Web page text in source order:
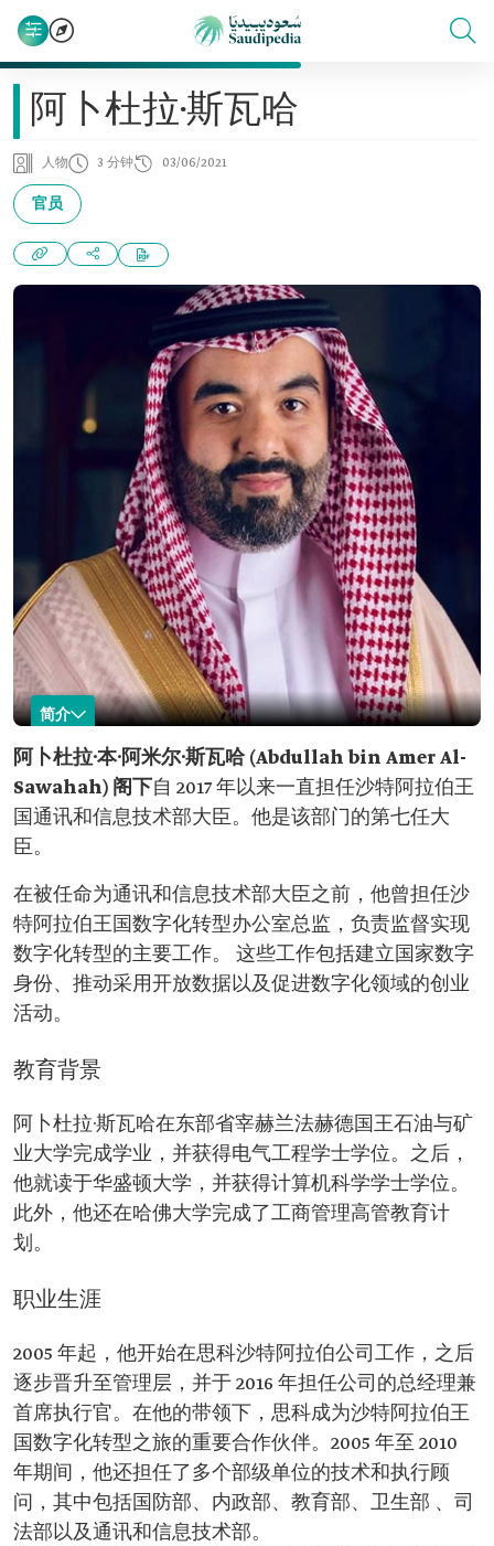
阿卜杜拉·斯瓦哈
人物 3 分钟 03/06/2021
官员
简介
阿卜杜拉·斯瓦哈
名称：阿卜杜拉·
本·阿米尔·斯瓦
现任职位：通讯和信息技术部大臣。
任职时间：2017 年。
计算机科学。
曾任职位：思科沙特阿拉伯公司总经理兼首席执
行官。
多个部级单位的技术和执行顾问。
成员身份：穆罕默德·本·法赫德王子大学技术咨
获得"中东地区思科最佳领导人"奖。
2016 年获选董事会主席奖最佳首席执行官。
阿卜杜拉·本·阿米尔·斯瓦哈 (Abdullah bin Amer Al-
Sawahah) 阁下自 2017 年以来一直担任沙特阿拉伯王
国通讯和信息技术部大臣。他是该部门的第七任大
臣。
在被任命为通讯和信息技术部大臣之前，他曾担任沙
特阿拉伯王国数字化转型办公室总监，负责监督实现
数字化转型的主要工作。 这些工作包括建立国家数字
身份、推动采用开放数据以及促进数字化领域的创业
活动。
教育背景
阿卜杜拉·斯瓦哈在东部省宰赫兰法赫德国王石油与矿
业大学完成学业，并获得电气工程学士学位。之后，
他就读于华盛顿大学，并获得计算机科学学士学位。
此外，他还在哈佛大学完成了工商管理高管教育计
划。
职业生涯
2005 年起，他开始在思科沙特阿拉伯公司工作，之后
逐步晋升至管理层，并于 2016 年担任公司的总经理兼
首席执行官。在他的带领下，思科成为沙特阿拉伯王
国数字化转型之旅的重要合作伙伴。2005 年至 2010
年期间，他还担任了多个部级单位的技术和执行顾
问，其中包括国防部、内政部、教育部、卫生部 、司
法部以及通讯和信息技术部。